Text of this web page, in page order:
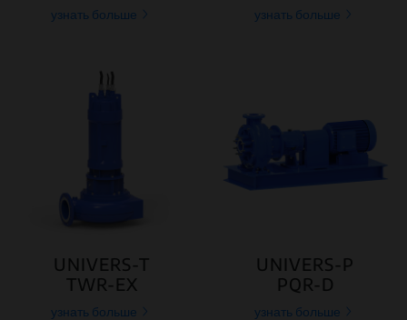
узнать больше узнать больше
UNIVERS-T
TWR-EX
узнать больше
UNIVERS-P
PQR-D
узнать больше